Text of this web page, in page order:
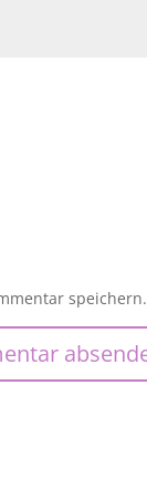
speichern.